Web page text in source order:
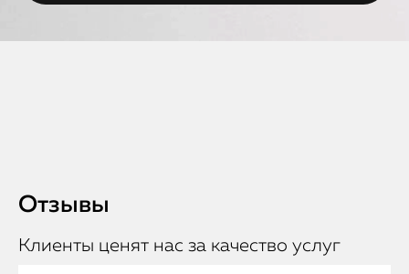
Отзывы
Клиенты ценят нас за качество услуг